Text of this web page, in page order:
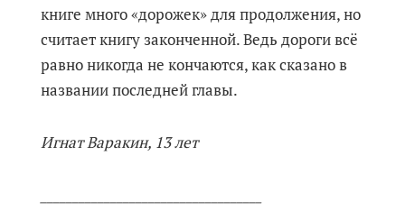
книге много «дорожек» для продолжения, но
считает книгу законченной. Ведь дороги всё
равно никогда не кончаются, как сказано в
названии последней главы.
Игнат Варакин, 13 лет